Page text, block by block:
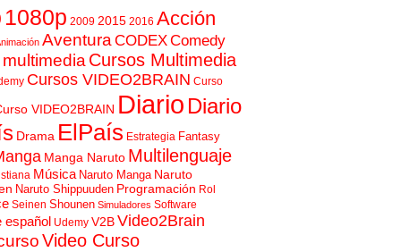
1080p 2009 2015 2016 Acción
AventuraCODEXComedy
Cursos Multimedia
Cursos VIDEO2BRAIN Curso
VIDEO2BRAIN Diario Diario
Drama ElPaís Estrategia Fantasy
Manga Naruto Multilenguaje
Música Naruto Manga Naruto
Naruto Shippuuden Programación Rol
Seinen Shounen Simuladores Software
español Udemy V2BVideo2Brain
Video Curso